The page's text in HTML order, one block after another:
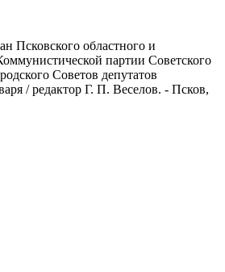
Псковского областного и
партии Советского
Советов депутатов
/ редактор Г. П. Веселов. - Псков,